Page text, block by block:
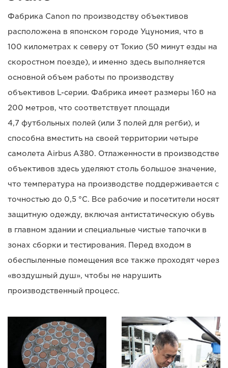
Фабрика Canon по производству объективов
расположена в японском городе Уцуномия, что в
100 километрах к северу от Токио (50 минут езды на
скоростном поезде), и именно здесь выполняется
основной объем работы по производству
объективов L-серии. Фабрика имеет размеры 160 на
200 метров, что соответствует площади
4,7 футбольных полей (или 3 полей для регби), и
способна вместить на своей территории четыре
самолета Airbus A380. Отлаженности в производстве
объективов здесь уделяют столь большое значение,
что температура на производстве поддерживается с
точностью до 0,5 °C. Все рабочие и посетители носят
защитную одежду, включая антистатическую обувь
в главном здании и специальные чистые тапочки в
зонах сборки и тестирования. Перед входом в
обеспыленные помещения все также проходят через
«воздушный душ», чтобы не нарушить
производственный процесс.